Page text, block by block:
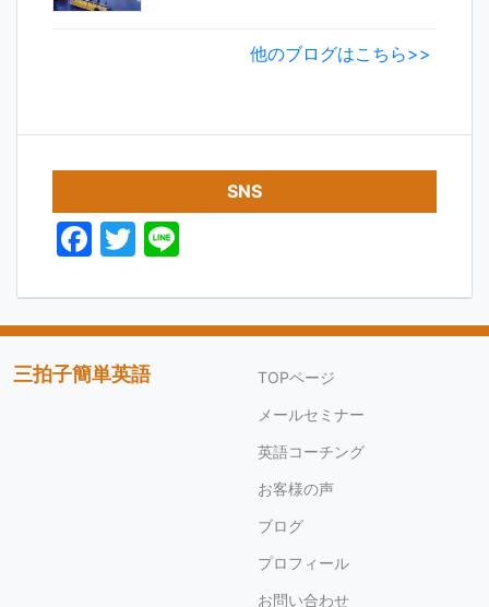
他のブログはこちら>>
SNS
F
c
e
b
T
itt
er
e
三拍子簡単英語
TOPページ
メールセミナー
英語コーチング
お客様の声
ブログ
プロフィール
お問い合わせ